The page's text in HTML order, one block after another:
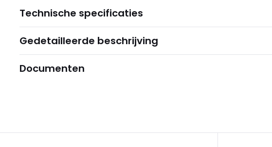
Technische specificaties
Gedetailleerde beschrijving
Documenten